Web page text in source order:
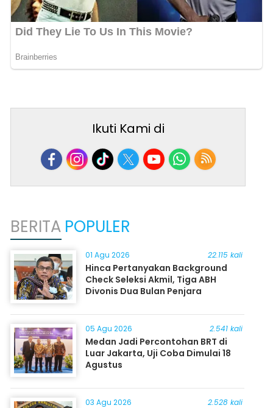
Ikuti Kami di
BERITA POPULER
01 Agu 2026 22.115 kali
Hinca Pertanyakan Background
Check Seleksi Akmil, Tiga ABH
Divonis Dua Bulan Penjara
05 Agu 2026 2.541 kali
Medan Jadi Percontohan BRT di
Luar Jakarta, Uji Coba Dimulai 18
Agustus
03 Agu 2026 2.528 kali